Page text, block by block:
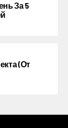
За 5
(от